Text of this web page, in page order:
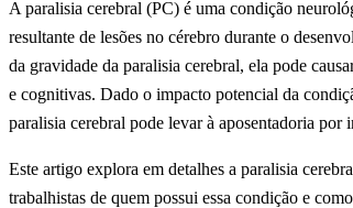
A paralisia cerebral (PC) é uma condição
resultante de lesões no cérebro durante o
da gravidade da paralisia cerebral, ela pode
e cognitivas. Dado o impacto potencial da
paralisia cerebral pode levar à aposentadoria por
Este artigo explora em detalhes a paralisia
trabalhistas de quem possui essa condição e